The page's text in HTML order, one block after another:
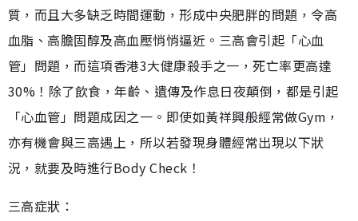
質，而且大多缺乏時間運動，形成中央肥胖的問題，令高
血脂、高膽固醇及高血壓悄悄逼近。三高會引起「心血
管」問題，而這項香港3大健康殺手之一，死亡率更高達
30%！除了飲食，年齡、遺傳及作息日夜顛倒，都是引起
「心血管」問題成因之一。即使如黃祥興般經常做Gym，
亦有機會與三高遇上，所以若發現身體經常出現以下狀
況，就要及時進行Body Check！
三高症狀：